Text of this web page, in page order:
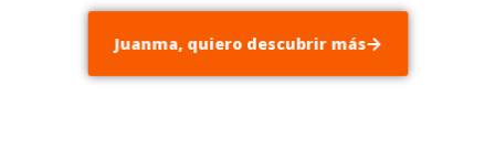
Juanma, quiero descubrir más